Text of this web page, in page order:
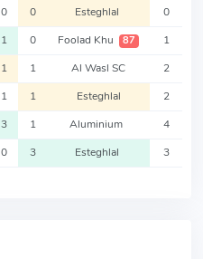
0 0 Esteghlal 0
1 0 Foolad Khu 87 1
1 1 Al Wasl SC 2
1 1 Esteghlal 2
3 1 Aluminium 4
0 3 Esteghlal 3